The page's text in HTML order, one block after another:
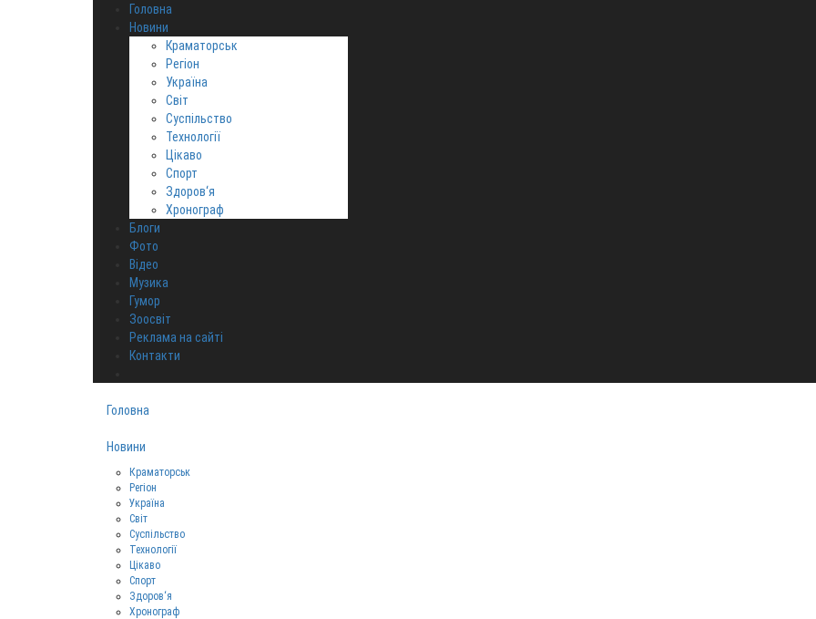
Головна
Новини
Краматорськ
Регіон
Україна
Світ
Суспільство
Технології
Цікаво
Спорт
Здоров‘я
Хронограф
Блоги
Фото
Відео
Музика
Гумор
Зоосвіт
Реклама на сайті
Контакти
Головна
Новини
Краматорськ
Регіон
Україна
Світ
Суспільство
Технології
Цікаво
Спорт
Здоров‘я
Хронограф